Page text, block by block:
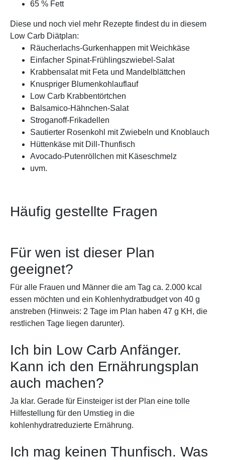
65 % Fett
Diese und noch viel mehr Rezepte findest du in diesem
Low Carb Diätplan:
Räucherlachs-Gurkenhappen mit Weichkäse
Einfacher Spinat-Frühlingszwiebel-Salat
Krabbensalat mit Feta und Mandelblättchen
Knuspriger Blumenkohlauflauf
Low Carb Krabbentörtchen
Balsamico-Hähnchen-Salat
Stroganoff-Frikadellen
Sautierter Rosenkohl mit Zwiebeln und Knoblauch
Hüttenkäse mit Dill-Thunfisch
Avocado-Putenröllchen mit Käseschmelz
uvm.
Häufig gestellte Fragen
Für wen ist dieser Plan
geeignet?
Für alle Frauen und Männer die am Tag ca. 2.000 kcal
essen möchten und ein Kohlenhydratbudget von 40 g
anstreben (Hinweis: 2 Tage im Plan haben 47 g KH, die
restlichen Tage liegen darunter).
Ich bin Low Carb Anfänger.
Kann ich den Ernährungsplan
auch machen?
Ja klar. Gerade für Einsteiger ist der Plan eine tolle
Hilfestellung für den Umstieg in die
kohlenhydratreduzierte Ernährung.
Ich mag keinen Thunfisch. Was